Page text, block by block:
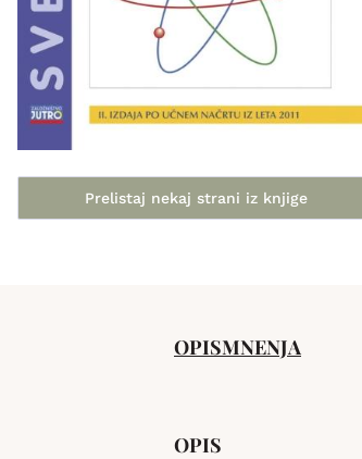
Prelistaj nekaj strani iz knjige
OPISMNENJA
OPIS